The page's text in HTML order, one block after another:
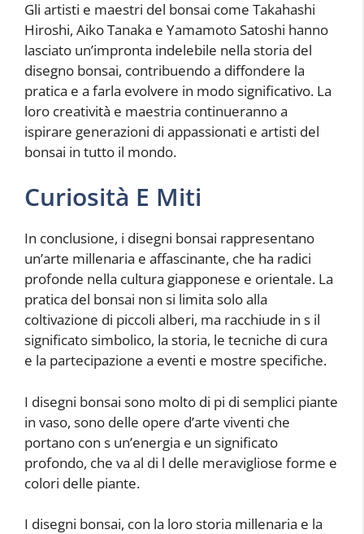
Gli artisti e maestri del bonsai come Takahashi
Hiroshi, Aiko Tanaka e Yamamoto Satoshi hanno
lasciato un’impronta indelebile nella storia del
disegno bonsai, contribuendo a diffondere la
pratica e a farla evolvere in modo significativo. La
loro creatività e maestria continueranno a
ispirare generazioni di appassionati e artisti del
bonsai in tutto il mondo.
Curiosità E Miti
In conclusione, i disegni bonsai rappresentano
un’arte millenaria e affascinante, che ha radici
profonde nella cultura giapponese e orientale. La
pratica del bonsai non si limita solo alla
coltivazione di piccoli alberi, ma racchiude in s il
significato simbolico, la storia, le tecniche di cura
e la partecipazione a eventi e mostre specifiche.
I disegni bonsai sono molto di pi di semplici piante
in vaso, sono delle opere d’arte viventi che
portano con s un’energia e un significato
profondo, che va al di l delle meravigliose forme e
colori delle piante.
I disegni bonsai, con la loro storia millenaria e la